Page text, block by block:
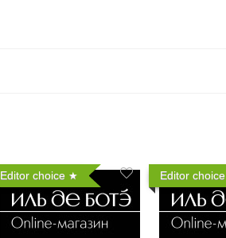
Editor choice Editor choice